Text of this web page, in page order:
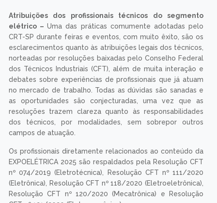
Atribuições dos profissionais técnicos do segmento
elétrico –Uma das práticas comumente adotadas pelo
CRT-SP durante feiras e eventos, com muito êxito, são os
esclarecimentos quanto às atribuições legais dos técnicos,
norteadas por resoluções baixadas pelo Conselho Federal
dos Técnicos Industriais (CFT), além de muita interação e
debates sobre experiências de profissionais que já atuam
no mercado de trabalho. Todas as dúvidas são sanadas e
as oportunidades são conjecturadas, uma vez que as
resoluções trazem clareza quanto às responsabilidades
dos técnicos, por modalidades, sem sobrepor outros
campos de atuação.
Os profissionais diretamente relacionados ao conteúdo da
EXPOELÉTRICA 2025 são respaldados pela Resolução CFT
nº 074/2019 (Eletrotécnica), Resolução CFT nº 111/2020
(Eletrônica), Resolução CFT nº 118/2020 (Eletroeletrônica),
Resolução CFT nº 120/2020 (Mecatrônica) e Resolução